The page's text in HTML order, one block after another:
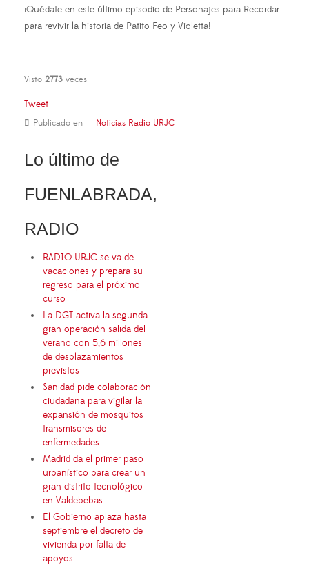
¡Quédate en este último episodio de Personajes para Recordar
para revivir la historia de Patito Feo y Violetta!
Visto 2773 veces
Tweet
Publicado en Noticias Radio URJC
Lo último de
FUENLABRADA,
RADIO
RADIO URJC se va de
vacaciones y prepara su
regreso para el próximo
curso
La DGT activa la segunda
gran operación salida del
verano con 5,6 millones
de desplazamientos
previstos
Sanidad pide colaboración
ciudadana para vigilar la
expansión de mosquitos
transmisores de
enfermedades
Madrid da el primer paso
urbanístico para crear un
gran distrito tecnológico
en Valdebebas
El Gobierno aplaza hasta
septiembre el decreto de
vivienda por falta de
apoyos